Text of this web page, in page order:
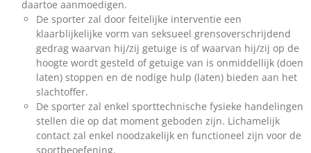
daartoe aanmoedigen.
De sporter zal door feitelijke interventie een
klaarblijkelijke vorm van seksueel grensoverschrijdend
gedrag waarvan hij/zij getuige is of waarvan hij/zij op de
hoogte wordt gesteld of getuige van is onmiddellijk (doen
laten) stoppen en de nodige hulp (laten) bieden aan het
slachtoffer.
De sporter zal enkel sporttechnische fysieke handelingen
stellen die op dat moment geboden zijn. Lichamelijk
contact zal enkel noodzakelijk en functioneel zijn voor de
sportbeoefening.